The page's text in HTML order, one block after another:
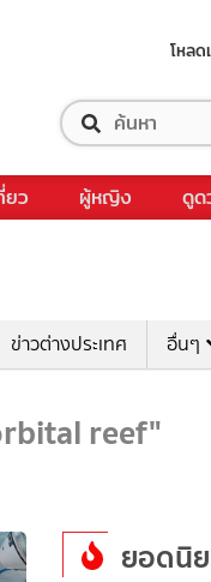
โหล
ยว ผู้หญิง ดูด
ข่าวต่างประเทศ อื่นๆ
reef"
ยอดนิ